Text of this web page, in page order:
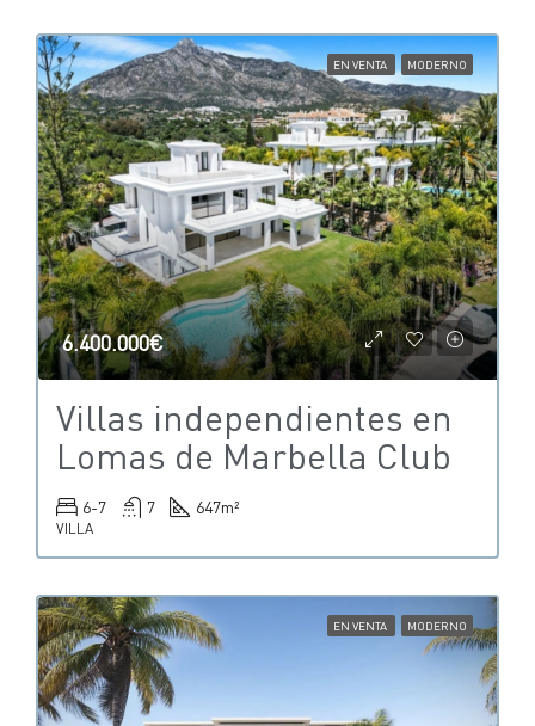
EN VENTA MODERNO
6.400.000€
Villas independientes en
Lomas de Marbella Club
6-7 7 647m²
VILLA
EN VENTA MODERNO